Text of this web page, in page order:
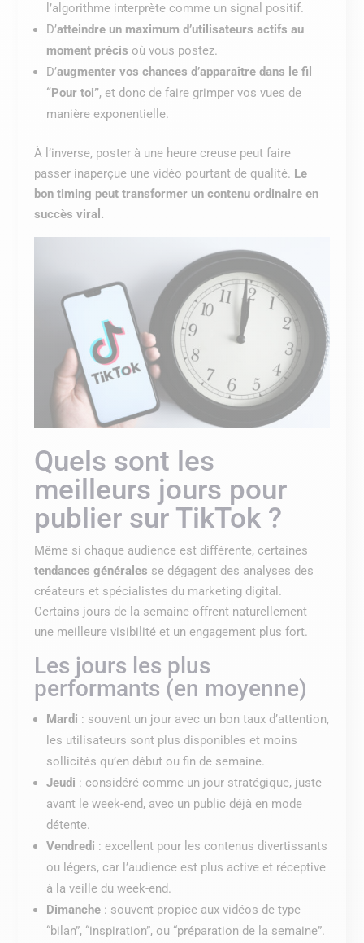
l’algorithme interprète comme un signal positif.
D’atteindre un maximum d’utilisateurs actifs au
moment précis où vous postez.
D’augmenter vos chances d’apparaître dans le fil
“Pour toi”, et donc de faire grimper vos vues de
manière exponentielle.
À l’inverse, poster à une heure creuse peut faire
passer inaperçue une vidéo pourtant de qualité. Le
bon timing peut transformer un contenu ordinaire en
succès viral.
Quels sont les
meilleurs jours pour
publier sur TikTok ?
Même si chaque audience est différente, certaines
tendances générales se dégagent des analyses des
créateurs et spécialistes du marketing digital.
Certains jours de la semaine offrent naturellement
une meilleure visibilité et un engagement plus fort.
Les jours les plus
performants (en moyenne)
Mardi : souvent un jour avec un bon taux d’attention,
les utilisateurs sont plus disponibles et moins
sollicités qu’en début ou fin de semaine.
Jeudi : considéré comme un jour stratégique, juste
avant le week-end, avec un public déjà en mode
détente.
Vendredi : excellent pour les contenus divertissants
ou légers, car l’audience est plus active et réceptive
à la veille du week-end.
Dimanche : souvent propice aux vidéos de type
“bilan”, “inspiration”, ou “préparation de la semaine”.